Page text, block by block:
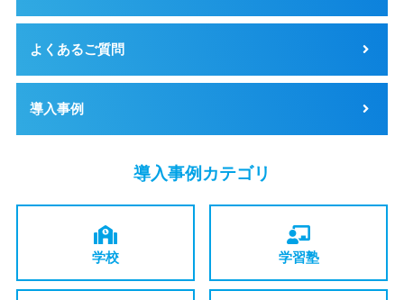
よくあるご質問
導入事例
導入事例カテゴリ
学校 学習塾